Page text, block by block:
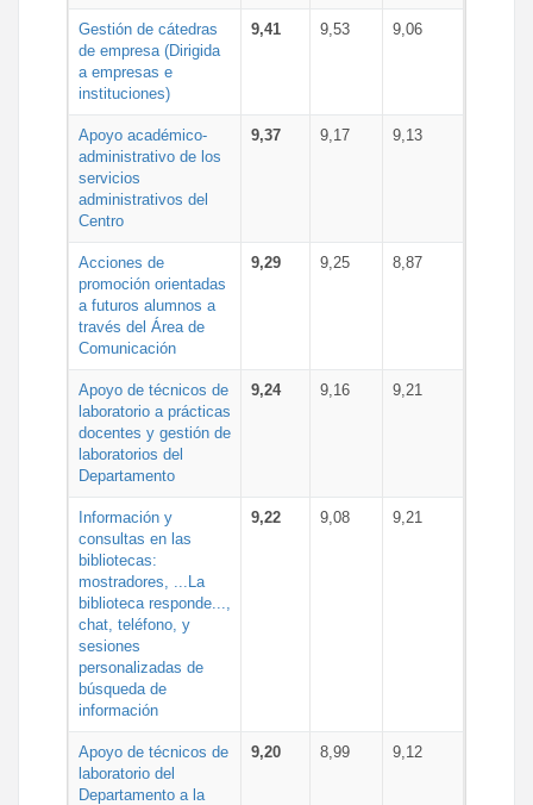
Gestión de cátedras
de empresa (Dirigida
a empresas e
instituciones)
9,41 9,53 9,06
Apoyo académico-
administrativo de los
servicios
administrativos del
Centro
9,37 9,17 9,13
Acciones de
promoción orientadas
a futuros alumnos a
través del Área de
Comunicación
9,29 9,25 8,87
Apoyo de técnicos de
laboratorio a prácticas
docentes y gestión de
laboratorios del
Departamento
9,24 9,16 9,21
Información y
consultas en las
bibliotecas:
mostradores, ...La
biblioteca responde...,
chat, teléfono, y
sesiones
personalizadas de
búsqueda de
información
9,22 9,08 9,21
Apoyo de técnicos de
laboratorio del
Departamento a la
9,20 8,99 9,12